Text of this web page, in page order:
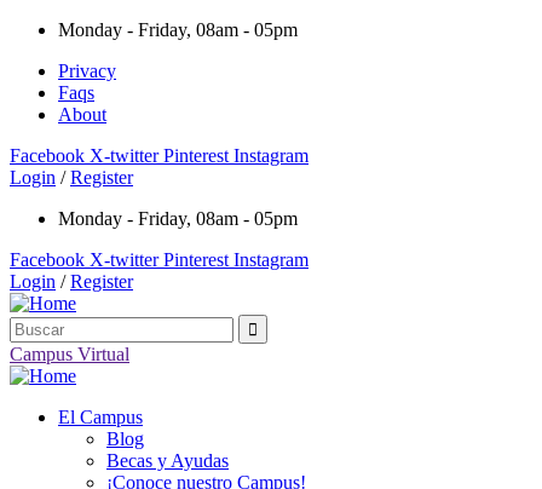
Monday - Friday, 08am - 05pm
Privacy
Faqs
About
Facebook X-twitter Pinterest Instagram
Login / Register
Monday - Friday, 08am - 05pm
Facebook X-twitter Pinterest Instagram
Login / Register
Campus Virtual
El Campus
Blog
Becas y Ayudas
¡Conoce nuestro Campus!